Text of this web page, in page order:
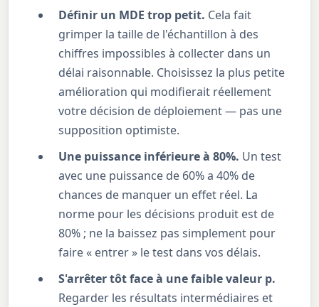
Définir un MDE trop petit. Cela fait
grimper la taille de l'échantillon à des
chiffres impossibles à collecter dans un
délai raisonnable. Choisissez la plus petite
amélioration qui modifierait réellement
votre décision de déploiement — pas une
supposition optimiste.
Une puissance inférieure à 80%. Un test
avec une puissance de 60% a 40% de
chances de manquer un effet réel. La
norme pour les décisions produit est de
80% ; ne la baissez pas simplement pour
faire « entrer » le test dans vos délais.
S'arrêter tôt face à une faible valeur p.
Regarder les résultats intermédiaires et